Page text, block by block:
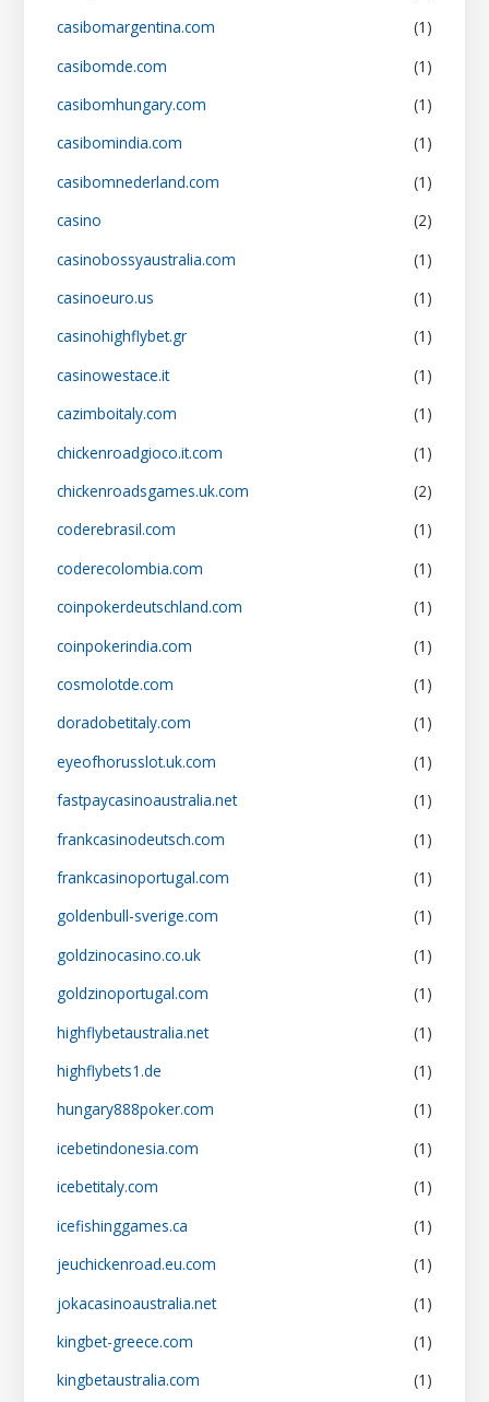
casibomargentina.com
(1)
casibomde.com
(1)
casibomhungary.com
(1)
casibomindia.com
(1)
casibomnederland.com
(1)
casino
(2)
casinobossyaustralia.com
(1)
casinoeuro.us
(1)
casinohighflybet.gr
(1)
casinowestace.it
(1)
cazimboitaly.com
(1)
chickenroadgioco.it.com
(1)
chickenroadsgames.uk.com
(2)
coderebrasil.com
(1)
coderecolombia.com
(1)
coinpokerdeutschland.com
(1)
coinpokerindia.com
(1)
cosmolotde.com
(1)
doradobetitaly.com
(1)
eyeofhorusslot.uk.com
(1)
fastpaycasinoaustralia.net
(1)
frankcasinodeutsch.com
(1)
frankcasinoportugal.com
(1)
goldenbull-sverige.com
(1)
goldzinocasino.co.uk
(1)
goldzinoportugal.com
(1)
highflybetaustralia.net
(1)
highflybets1.de
(1)
hungary888poker.com
(1)
icebetindonesia.com
(1)
icebetitaly.com
(1)
icefishinggames.ca
(1)
jeuchickenroad.eu.com
(1)
jokacasinoaustralia.net
(1)
kingbet-greece.com
(1)
kingbetaustralia.com
(1)